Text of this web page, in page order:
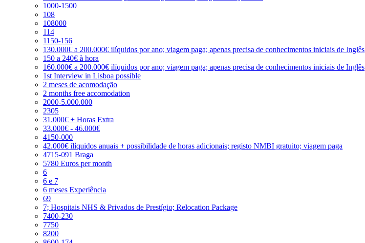
1000-1500
108
108000
114
1150-156
130.000€ a 200.000€ ilíquidos por ano; viagem paga; apenas precisa de conhecimentos iniciais de Inglês
150 a 240€ à hora
160.000€ a 200.000€ ilíquidos por ano; viagem paga; apenas precisa de conhecimentos iniciais de Inglês
1st Interview in Lisboa possible
2 meses de acomodação
2 months free accomodation
2000-5.000.000
2305
31.000€ + Horas Extra
33.000€ - 46.000€
4150-000
42.000€ ilíquidos anuais + possibilidade de horas adicionais; registo NMBI gratuito; viagem paga
4715-091 Braga
5780 Euros per month
6
6 e 7
6 meses Experiência
69
7; Hospitais NHS & Privados de Prestígio; Relocation Package
7400-230
7750
8200